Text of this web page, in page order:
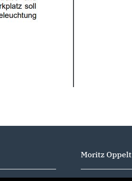
Moritz Oppelt